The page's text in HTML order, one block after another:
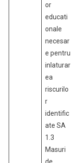
or
educati
onale
necesar
e pentru
inlaturar
ea
riscurilo
r
identific
ate SA
1.3
Masuri
de